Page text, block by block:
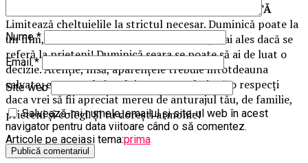
Horoscop de weekend 10-11 noiembrie BALANŢĂ
Limitează cheltuielile la strictul necesar. Duminică poate la
un film, nu da crezare tuturor zvonurilor, mai ales dacă se
referă la prieteni! Duminică seara se poate să ai de luat o
decizie. Atenţie, însă, aparenţele trebuie intotdeauna
salvate, este regula jocului pe care trebuie să o respecţi
daca vrei să fii apreciat mereu de anturajul tău, de familie,
prieteni şi colegi. Şi tu doreşti armonie!
Articole pe aceiasi tema:prima
Urmatorul
Nume*
Email*
Site web
Salvează-mi numele, emailul și site-ul web în acest
navigator pentru data viitoare când o să comentez.